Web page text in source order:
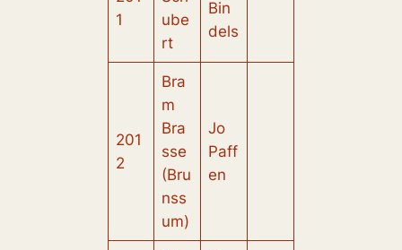
1
ube
rt
Bin
dels
201
2
Bra
m
Bra
sse
(Bru
nss
um)
Jo
Paff
en